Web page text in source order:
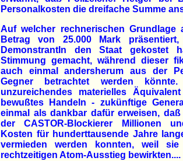
Personalkosten die dreifache Summe
Auf welcher rechnerischen Grundlage
Betrag von 25.000 Mark
DemonstrantIn den Staat gekostet
Stimmung gemacht, während dieser
auch einmal andersherum aus der
Gegner betrachtet werden
unzureichendes materielles
bewußtes Handeln - zukünftige
einmal als dankbar dafür erweisen,
der CASTOR-Blockierer Millionen
Kosten für hunderttausende Jahre
vermieden werden konnten, weil
rechtzeitigen Atom-Ausstieg bewirkten....